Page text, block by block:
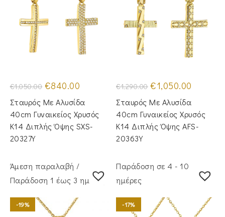
€1,050.00 Original
price
was:
€1,050.00.
€840.00
τιμή
είναι:
€840.00.
Σταυρός Με Αλυσίδα
40cm Γυναικείος Χρυσός
Κ14 Διπλής Όψης SXS-
20327Y
€1,290.00 Original
price
was:
€1,290.00.
€1,050.00
είναι:
€1,050.00.
Σταυρός Mε Aλυσίδα
40cm Γυναικείος Χρυσός
Κ14 Διπλής Όψης AFS-
20363Y
Άμεση παραλαβή /
Παράδoση 1 έως 3 ημέρες
-19%
Παράδοση σε 4 - 10
ημέρες
-17%